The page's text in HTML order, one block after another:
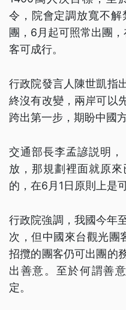
令，院會定調放寬不
團，6月起可照常出團
客可成行。
行政院發言人陳世凱指
終沒有改變，兩岸可以
跨出第一步，期盼中國
交通部長李孟諺説明
放，那規劃裡面就原
的，在6月1日原則上是
行政院強調，我國今年
次，但中國來台觀光團
招攬的團客仍可出團的
出善意。至於何謂善
定。